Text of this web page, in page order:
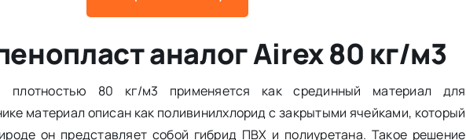
аналог Airex 80 кг/м3
плотностью 80 кг/м3 применяется как срединный материал для
материал описан как поливинилхлорид с закрытыми ячейками, который
он представляет собой гибрид ПВХ и полиуретана. Такое решение